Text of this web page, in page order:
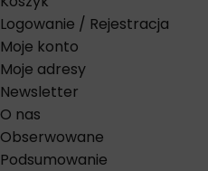
Logowanie / Rejestracja
Moje konto
Moje adresy
Newsletter
O nas
Obserwowane
Podsumowanie